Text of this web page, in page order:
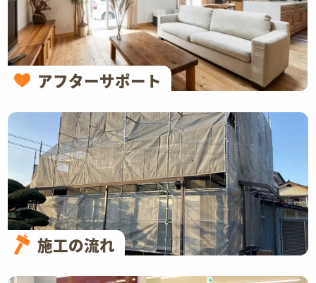
アフターサポート
施工の流れ